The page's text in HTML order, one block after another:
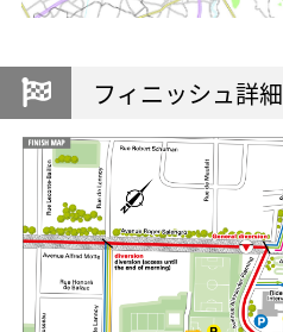
フィニッシュ詳細